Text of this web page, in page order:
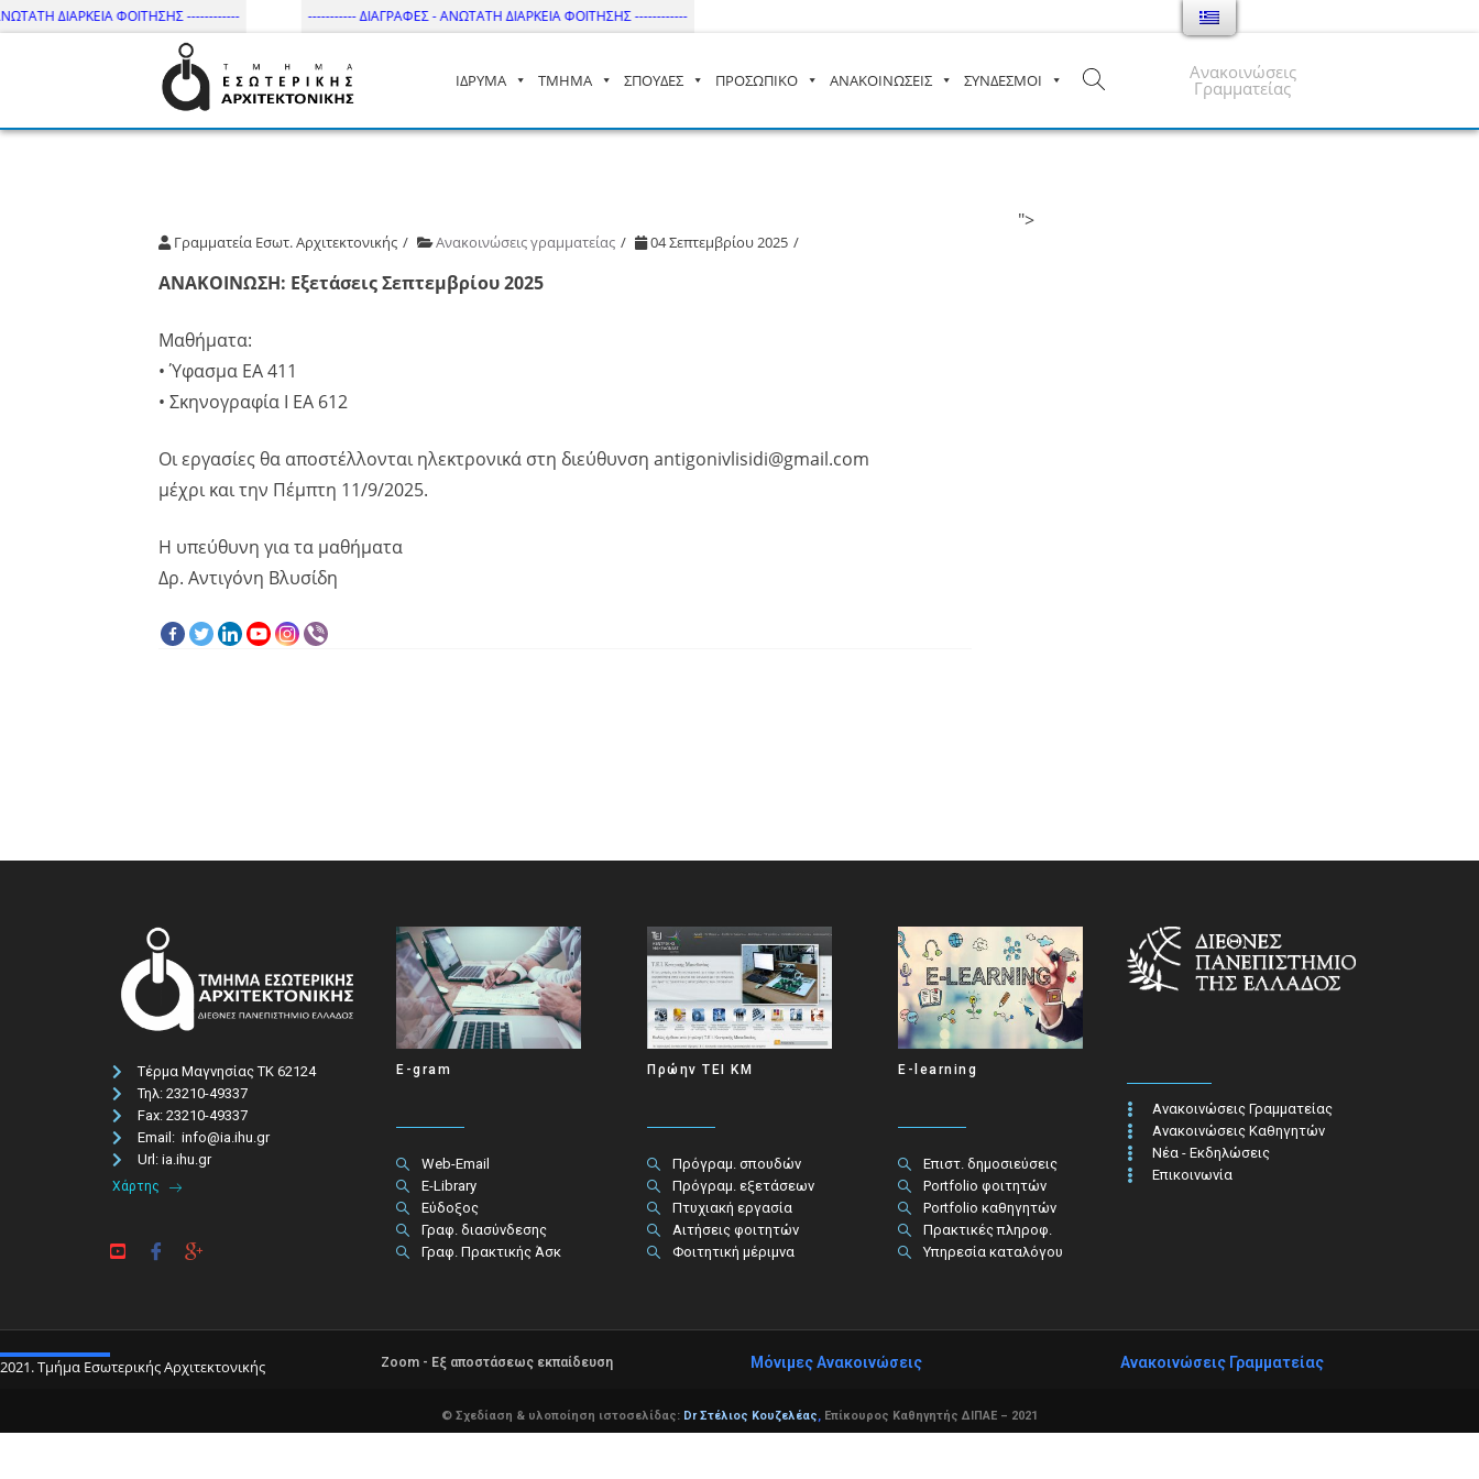
ΔΙΑΡΚΕΙΑ ΦΟΙΤΗΣΗΣ ------------ ----------- ΔΙΑΓΡΑΦΕΣ - ΑΝΩΤΑΤΗ ΔΙΑΡΚΕΙΑ ΦΟΙΤΗΣΗΣ ------------
Τμήμα Εσωτ. Αρχιτεκτονικής – ΔΙ.ΠΑ.Ε
ΙΔΡΥΜΑ ΤΜΗΜΑ ΣΠΟΥΔΕΣ ΠΡΟΣΩΠΙΚΟ ΑΝΑΚΟΙΝΩΣΕΙΣ ΣΥΝΔΕΣΜΟΙ Ανακοινώσεις
Γραμματείας
Γραμματεία Εσωτ. Αρχιτεκτονικής Ανακοινώσεις γραμματείας 04 Σεπτεμβρίου 2025
ΑΝΑΚΟΙΝΩΣΗ: Εξετάσεις Σεπτεμβρίου 2025
Μαθήματα:
• Ύφασμα ΕΑ 411
• Σκηνογραφία Ι ΕΑ 612
Οι εργασίες θα αποστέλλονται ηλεκτρονικά στη διεύθυνση antigonivlisidi@gmail.com
μέχρι και την Πέμπτη 11/9/2025.
Η υπεύθυνη για τα μαθήματα
Δρ. Αντιγόνη Βλυσίδη
">
Τέρμα Μαγνησίας ΤΚ 62124
Τηλ: 23210-49337​
Fax: 23210-49337
Email: info@ia.ihu.gr
Url: ia.ihu.gr
Χάρτης
E-gram
Web-Email
E-Library
Εύδοξος
Γραφ. διασύνδεσης
Γραφ. Πρακτικής Άσκ
Πρώην ΤΕΙ ΚΜ
Πρόγραμ. σπουδών
Πρόγραμ. εξετάσεων
Πτυχιακή εργασία
Αιτήσεις φοιτητών
Φοιτητική μέριμνα
E-learning
Επιστ. δημοσιεύσεις
Portfolio φοιτητών
Portfolio καθηγητών
Πρακτικές πληροφ.​
Υπηρεσία καταλόγου
Ανακοινώσεις Γραμματείας
Ανακοινώσεις Καθηγητών
Νέα - Εκδηλώσεις
Επικοινωνία
2021. Τμήμα Εσωτερικής Αρχιτεκτονικής Zoom - Εξ αποστάσεως εκπαίδευση Μόνιμες Ανακοινώσεις Ανακοινώσεις Γραμματείας
© Σχεδίαση & υλοποίηση ιστοσελίδας: Dr Στέλιος Κουζελέας Επίκουρος Καθηγητής ΔΙΠΑΕ – 2021